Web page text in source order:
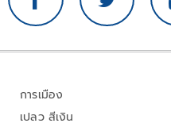
การเมือง
เปลว สีเงิน